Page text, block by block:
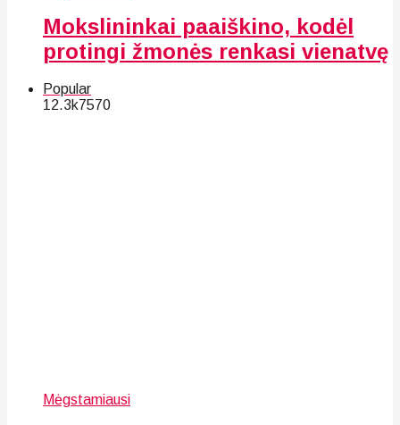
Mokslininkai paaiškino, kodėl
protingi žmonės renkasi vienatvę
Popular
12.3k7570
Mėgstamiausi